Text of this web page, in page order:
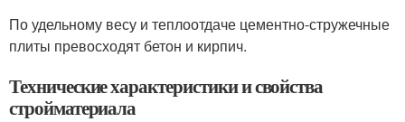
По удельному весу и теплоотдаче цементно-стружечные
плиты превосходят бетон и кирпич.
Технические характеристики и свойства
стройматериала